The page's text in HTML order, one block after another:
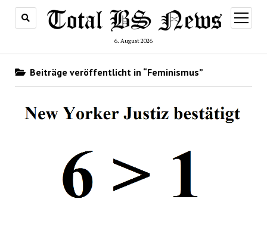
6. August 2026
Menü
öffnen
Beiträge veröffentlicht in “Feminismus”